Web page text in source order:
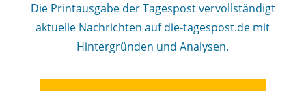
Die Printausgabe der Tagespost vervollständigt
aktuelle Nachrichten auf die-tagespost.de mit
Hintergründen und Analysen.